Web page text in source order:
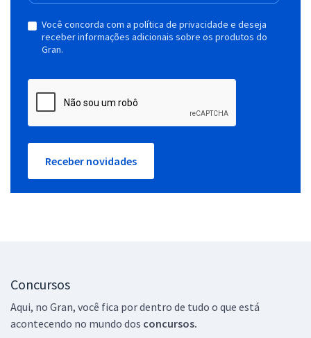
Você concorda com a política de privacidade e deseja
receber informações adicionais sobre os produtos do
Gran.
Receber novidades
Concursos
Aqui, no Gran, você fica por dentro de tudo o que está
acontecendo no mundo dos concursos.